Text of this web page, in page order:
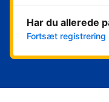
Har du allerede
Fortsæt registrering